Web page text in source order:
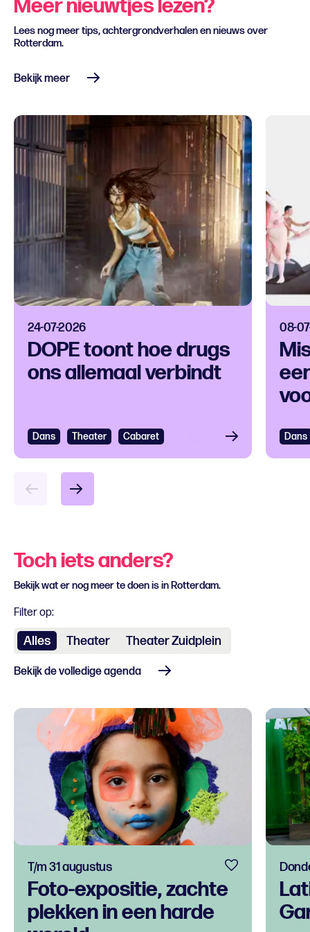
Meer nieuwtjes lezen?
Lees nog meer tips, achtergrondverhalen en nieuws over
Rotterdam.
Bekijk meer
24-07-2026
DOPE toont hoe drugs
ons allemaal verbindt
Dans Theater Cabaret
08-
Dans
Bekijken
Toch iets anders?
Bekijk wat er nog meer te doen is in Rotterdam.
Filter op:
Alles Theater Theater Zuidplein
Bekijk de volledige agenda
Foto-expositie, zachte
plekken in een harde
T/m 31 augustus